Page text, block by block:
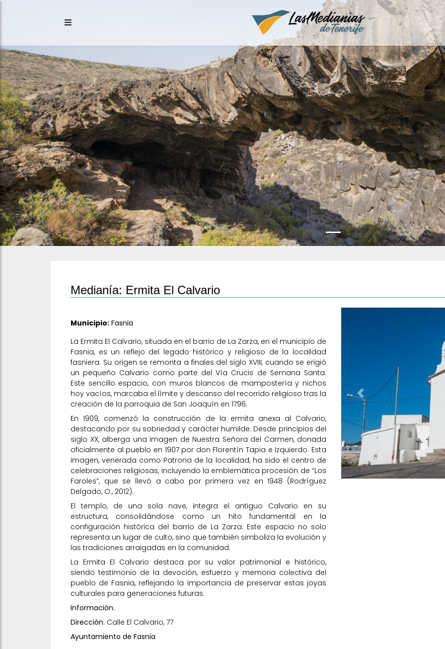
Previous
Medianía: Ermita El Calvario
Municipio: Fasnia
La Ermita El Calvario, situada en el barrio de La Zarza, en el municipio de
Fasnia, es un reflejo del legado histórico y religioso de la localidad
fasniera. Su origen se remonta a finales del siglo XVIII, cuando se erigió
un pequeño Calvario como parte del Vía Crucis de Semana Santa.
Este sencillo espacio, con muros blancos de mampostería y nichos
hoy vacíos, marcaba el límite y descanso del recorrido religioso tras la
creación de la parroquia de San Joaquín en 1796.
En 1909, comenzó la construcción de la ermita anexa al Calvario,
destacando por su sobriedad y carácter humilde. Desde principios del
siglo XX, alberga una imagen de Nuestra Señora del Carmen, donada
oficialmente al pueblo en 1907 por don Florentín Tapia e Izquierdo. Esta
imagen, venerada como Patrona de la localidad, ha sido el centro de
celebraciones religiosas, incluyendo la emblemática procesión de “Los
Faroles”, que se llevó a cabo por primera vez en 1948 (Rodríguez
Delgado, O., 2012).
El templo, de una sola nave, integra el antiguo Calvario en su
estructura, consolidándose como un hito fundamental en la
configuración histórica del barrio de La Zarza. Este espacio no solo
representa un lugar de culto, sino que también simboliza la evolución y
las tradiciones arraigadas en la comunidad.
La Ermita El Calvario destaca por su valor patrimonial e histórico,
siendo testimonio de la devoción, esfuerzo y memoria colectiva del
pueblo de Fasnia, reflejando la importancia de preservar estas joyas
culturales para generaciones futuras.
Información:
Dirección: Calle El Calvario, 77
Ayuntamiento de Fasnia
Previous